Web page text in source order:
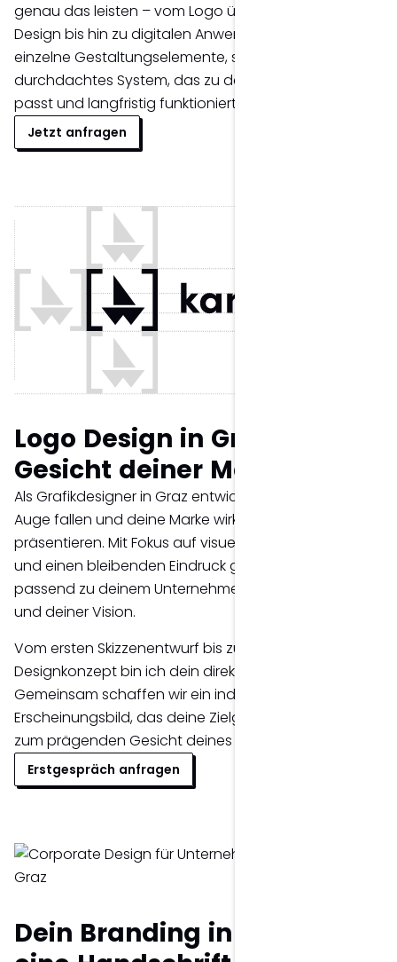
genau das leisten – vom Logo über Corporate
Design bis hin zu digitalen Anwendungen. Nicht als
einzelne Gestaltungselemente, sondern als
durchdachtes System, das zu deinem Unternehmen
passt und langfristig funktioniert.
Jetzt anfragen
Logo Design in Graz – das
Gesicht deiner Marke.
Als Grafikdesigner in Graz entwickle ich Logos, die ins
Auge fallen und deine Marke wirkungsvoll
präsentieren. Mit Fokus auf visuelle Kommunikation
und einen bleibenden Eindruck gestalte ich dein Logo
passend zu deinem Unternehmen, deiner Zielgruppe
und deiner Vision.
Vom ersten Skizzenentwurf bis zum fertigen
Designkonzept bin ich dein direkter Ansprechpartner.
Gemeinsam schaffen wir ein individuelles
Erscheinungsbild, das deine Zielgruppe anspricht und
zum prägenden Gesicht deines Markenauftritts wird.
Erstgespräch anfragen
Dein Branding in Graz –